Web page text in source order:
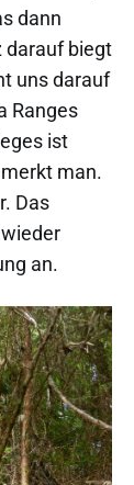
dann
darauf biegt
uns darauf
Ranges
ist
man.
Das
an.